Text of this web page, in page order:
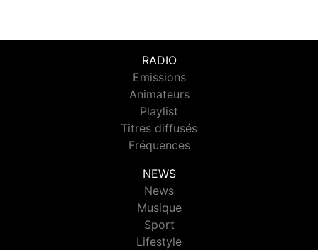
RADIO
Emissions
Animateurs
Playlist
Titres diffusés
Fréquences
NEWS
News
Musique
Sport
Lifestyle